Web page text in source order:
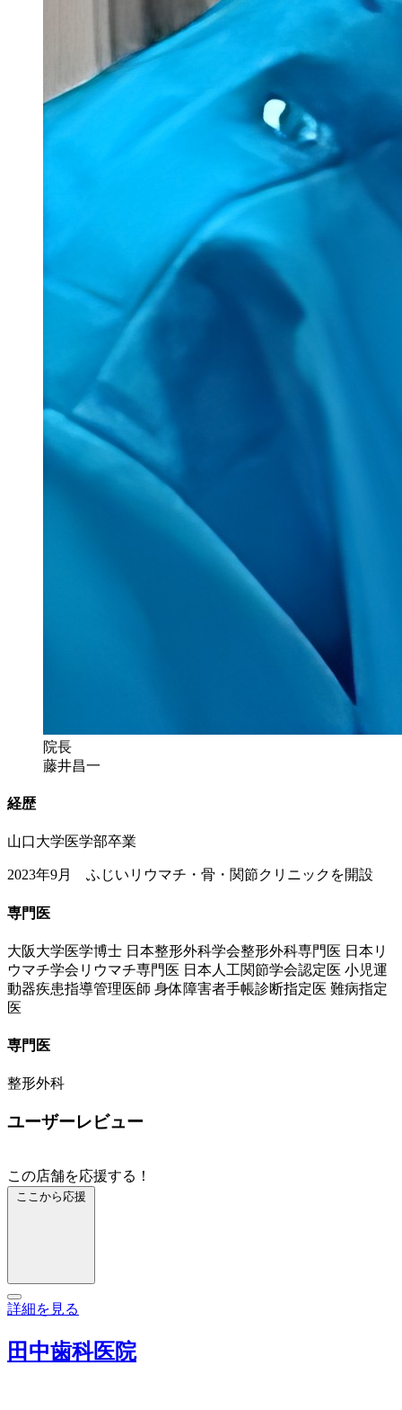
院長
藤井昌一
経歴
山口大学医学部卒業
2023年9月 ふじいリウマチ・骨・関節クリニックを開設
専門医
大阪大学医学博士 日本整形外科学会整形外科専門医 日本リ
ウマチ学会リウマチ専門医 日本人工関節学会認定医 小児運
動器疾患指導管理医師 身体障害者手帳診断指定医 難病指定
医
専門医
整形外科
ユーザーレビュー
この店舗を応援する！
ここから応援
詳細を見る
田中歯科医院